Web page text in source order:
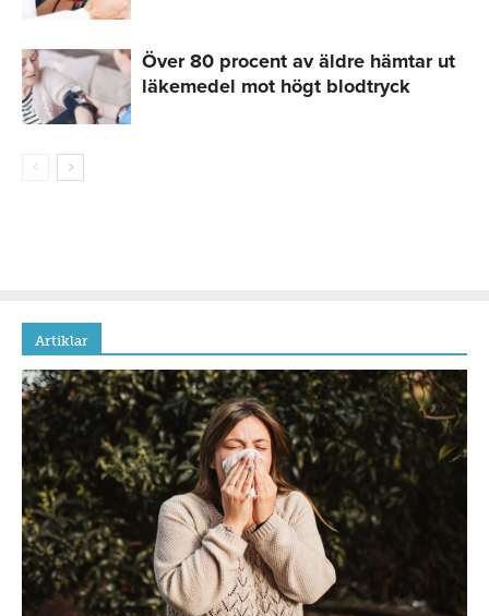
Över 80 procent av äldre hämtar ut
läkemedel mot högt blodtryck
Artiklar